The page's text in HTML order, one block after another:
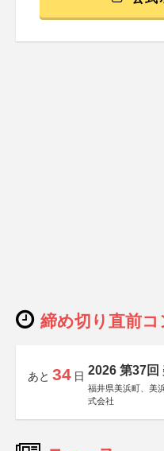
締め切り直前コ
あと 34 日 2026 第37回
福井県美浜町、美
式会社